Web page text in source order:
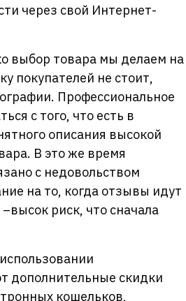
через свой Интернет-
выбор товара мы делаем на
покупателей не стоит,
Профессиональное
с того, что есть в
описания высокой
В это же время
с недовольством
на то, когда отзывы идут
риск, что сначала
дополнительные скидки
кошельков,